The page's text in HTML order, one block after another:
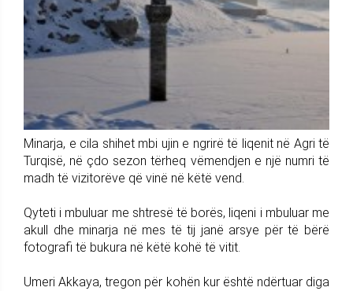
Minarja, e cila shihet mbi ujin e ngrirë të liqenit në Agri të
Turqisë, në çdo sezon tërheq vëmendjen e një numri të
madh të vizitorëve që vinë në këtë vend.
Qyteti i mbuluar me shtresë të borës, liqeni i mbuluar me
akull dhe minarja në mes të tij janë arsye për të bërë
fotografi të bukura në këtë kohë të vitit.
Umeri Akkaya, tregon për kohën kur është ndërtuar diga